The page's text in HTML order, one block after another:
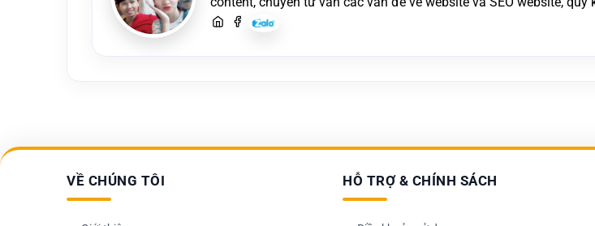
hãy liên hệ để trao đổi thiết kế website
VỀ CHÚNG TÔI HỖ TRỢ & CHÍNH SÁCH